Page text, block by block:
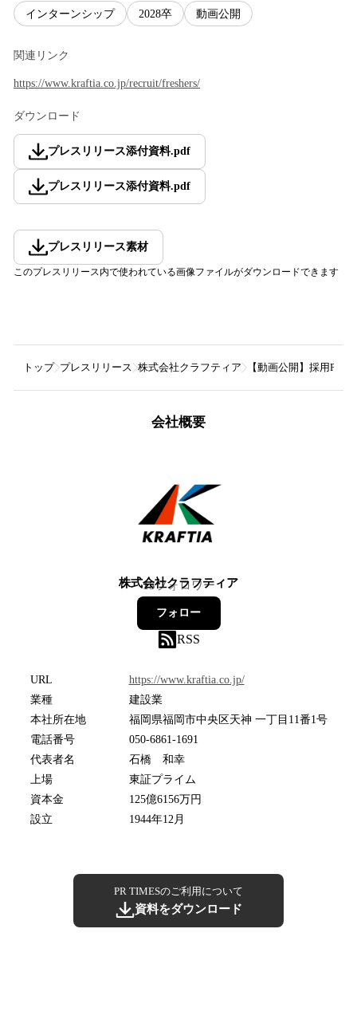
インターンシップ 2028卒 動画公開
関連リンク
https://www.kraftia.co.jp/recruit/freshers/
ダウンロード
プレスリリース添付資料.pdf
プレスリリース添付資料.pdf
プレスリリース素材
このプレスリリース内で使われている画像ファイルがダウンロードできます
トップ プレスリリース 株式会社クラフティア 【動画公開】採用PR
会社概要
株式会社クラフティア
15フォロワー
フォロー
RSS
URL
https://www.kraftia.co.jp/
業種
建設業
本社所在地
福岡県福岡市中央区天神 一丁目11番1号
電話番号
050-6861-1691
代表者名
石橋 和幸
上場
東証プライム
資本金
125億6156万円
設立
1944年12月
PR TIMESのご利用について
資料をダウンロード